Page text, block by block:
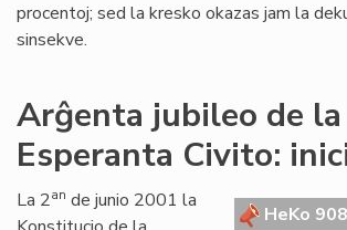
procentoj; sed la kresko okazas jam la
sinsekve.
Arĝenta jubileo de la
Esperanta Civito:
HeKo
La 2an de junio 2001 la